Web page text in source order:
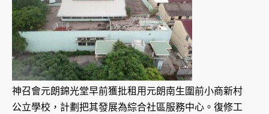
神召會元朗錦光堂早前獲批租用元朗南生圍前小商新村
公立學校，計劃把其發展為綜合社區服務中心。復修工